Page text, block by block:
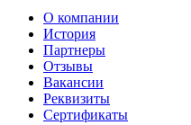
О компании
История
Партнеры
Отзывы
Вакансии
Реквизиты
Сертификаты